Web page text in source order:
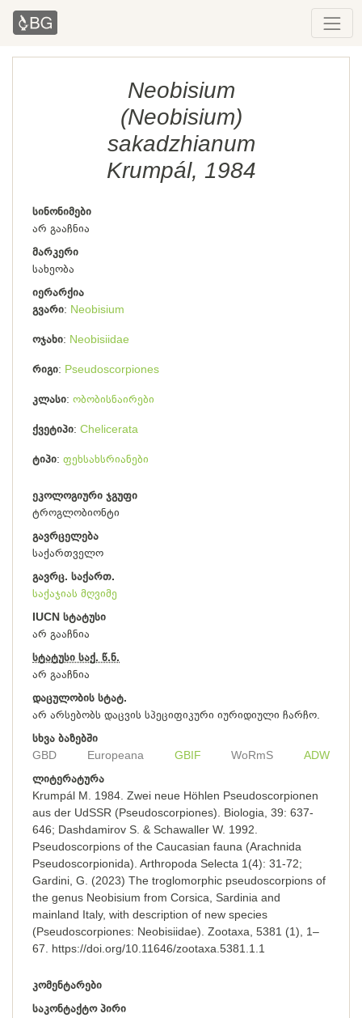
Neobisium
(Neobisium)
sakadzhianum
Krumpál, 1984
სინონიმები
არ გააჩნია
მარკერი
სახეობა
იერარქია
გვარი Neobisium
ოჯახი Neobisiidae
რიგი Pseudoscorpiones
კლასი ობობისნაირები
ქვეტიპი Chelicerata
ტიპი ფეხსახსრიანები
ეკოლოგიური ჯგუფი
ტროგლობიონტი
გავრცელება
საქართველო
გავრც. საქართ.
საქაჯიას მღვიმე
IUCN სტატუსი
არ გააჩნია
სტატუსი საქ. წ.ნ.
არ გააჩნია
დაცულობის სტატ.
არ არსებობს დაცვის სპეციფიკური იურიდიული ჩარჩო.
სხვა ბაზებში
GBD
Europeana GBIF WoRmS
ADW
ლიტერატურა
Krumpál M. 1984. Zwei neue Höhlen Pseudoscorpionen
aus der UdSSR (Pseudoscorpiones). Biologia, 39: 637-
646; Dashdamirov S. & Schawaller W. 1992.
Pseudoscorpions of the Caucasian fauna (Arachnida
Pseudoscorpionida). Arthropoda Selecta 1(4): 31-72;
Gardini, G. (2023) The troglomorphic pseudoscorpions of
the genus Neobisium from Corsica, Sardinia and
mainland Italy, with description of new species
(Pseudoscorpiones: Neobisiidae). Zootaxa, 5381 (1), 1–
67. https://doi.org/10.11646/zootaxa.5381.1.1
კომენტარები
საკონტაქტო პირი